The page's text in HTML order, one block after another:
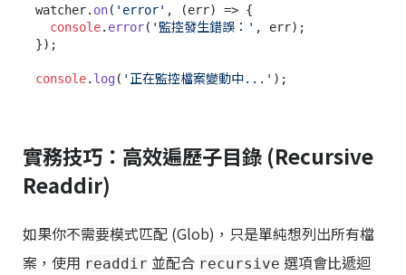
watcher. on( 'error' , (err) => {
console. error( '監控發生錯誤：' , err);
});
console. log( '正在監控檔案變動中...'
實務技巧：高效遍歷子目錄 (Recursive
Readdir)
如果你不需要模式匹配 (Glob)，只是單純想列出所有檔
案，使用 readdir 並配合 recursive 選項會比遞迴